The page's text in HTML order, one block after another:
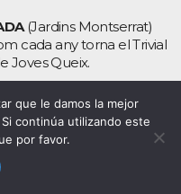
(Jardins Montserrat)
cada any torna el Trivial
Joves Queix.
MAJOR:
de l’Eixample)
que le damos la mejor
continúa utilizando este
por favor.